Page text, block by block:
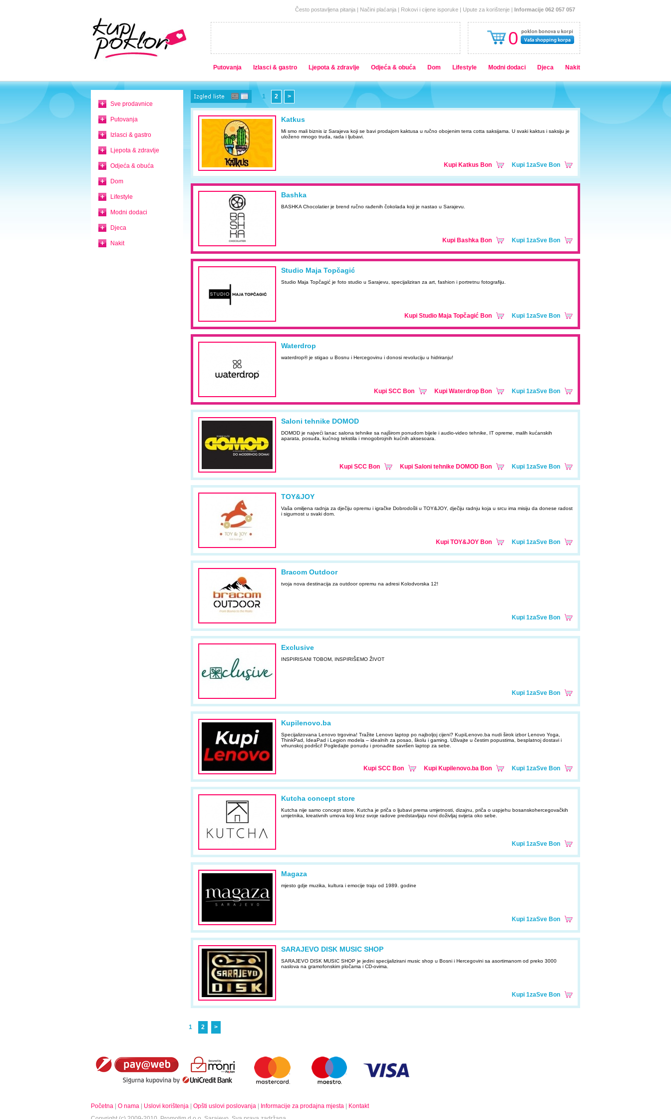
0
Često postavljena pitanja | Načini plaćanja | Rokovi i cijene isporuke | Upute za korištenje | Informacije 062 057 057
Putovanja Izlasci & gastro Ljepota & zdravlje Odjeća & obuća Dom Lifestyle Modni dodaci Djeca Nakit
Sve prodavnice
Putovanja
Izlasci & gastro
Ljepota & zdravlje
Odjeća & obuća
Dom
Lifestyle
Modni dodaci
Djeca
Nakit
1 2 >
Katkus
Mi smo mali biznis iz Sarajeva koji se bavi prodajom kaktusa u ručno obojenim terra cotta saksijama. U svaki kaktus i saksiju je
uloženo mnogo truda, rada i ljubavi.
Kupi 1zaSve Bon
Kupi Katkus Bon
Bashka
BASHKA Chocolatier je brend ručno rađenih čokolada koji je nastao u Sarajevu.
Kupi 1zaSve Bon
Kupi Bashka Bon
Studio Maja Topčagić
Studio Maja Topčagić je foto studio u Sarajevu, specijaliziran za art, fashion i portretnu fotografiju.
Kupi 1zaSve Bon
Kupi Studio Maja Topčagić Bon
Waterdrop
waterdrop® je stigao u Bosnu i Hercegovinu i donosi revoluciju u hidriranju!
Kupi 1zaSve Bon
Kupi Waterdrop Bon
Kupi SCC Bon
Saloni tehnike DOMOD
DOMOD je najveći lanac salona tehnike sa najširom ponudom bijele i audio-video tehnike, IT opreme, malih kućanskih
aparata, posuđa, kućnog tekstila i mnogobrojnih kućnih aksesoara.
Kupi 1zaSve Bon
Kupi Saloni tehnike DOMOD Bon
Kupi SCC Bon
TOY&JOY
Vaša omiljena radnja za dječiju opremu i igračke Dobrodošli u TOY&JOY, dječiju radnju koja u srcu ima misiju da donese radost
i sigurnost u svaki dom.
Kupi 1zaSve Bon
Kupi TOY&JOY Bon
Bracom Outdoor
tvoja nova destinacija za outdoor opremu na adresi Kolodvorska 12!
Kupi 1zaSve Bon
Exclusive
INSPIRISANI TOBOM, INSPIRIŠEMO ŽIVOT
Kupi 1zaSve Bon
Kupilenovo.ba
Specijalizovana Lenovo trgovina! Tražite Lenovo laptop po najboljoj cijeni? KupiLenovo.ba nudi širok izbor Lenovo Yoga,
ThinkPad, IdeaPad i Legion modela – idealnih za posao, školu i gaming. Uživajte u čestim popustima, besplatnoj dostavi i
vrhunskoj podršci! Pogledajte ponudu i pronađite savršen laptop za sebe.
Kupi 1zaSve Bon
Kupi Kupilenovo.ba Bon
Kupi SCC Bon
Kutcha concept store
Kutcha nije samo concept store, Kutcha je priča o ljubavi prema umjetnosti, dizajnu, priča o uspjehu bosanskohercegovačkih
umjetnika, kreativnih umova koji kroz svoje radove predstavljaju novi doživljaj svijeta oko sebe.
Kupi 1zaSve Bon
Magaza
mjesto gdje muzika, kultura i emocije traju od 1989. godine
Kupi 1zaSve Bon
SARAJEVO DISK MUSIC SHOP
SARAJEVO DISK MUSIC SHOP je jedini specijalizirani music shop u Bosni i Hercegovini sa asortimanom od preko 3000
naslova na gramofonskim pločama i CD-ovima.
Kupi 1zaSve Bon
1 2 >
Početna O nama Uslovi korištenja Opšti uslovi poslovanja Informacije za prodajna mjesta
Kontakt